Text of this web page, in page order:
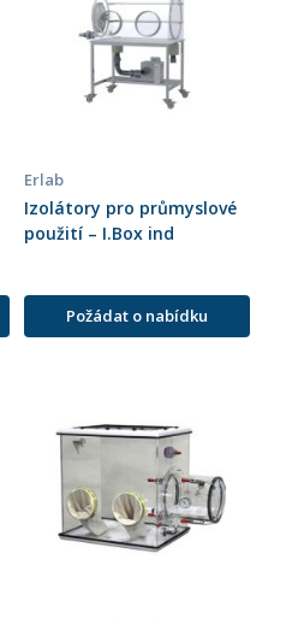
Erlab
Izolátory pro průmyslové
použití – I.Box ind
Požádat o nabídku